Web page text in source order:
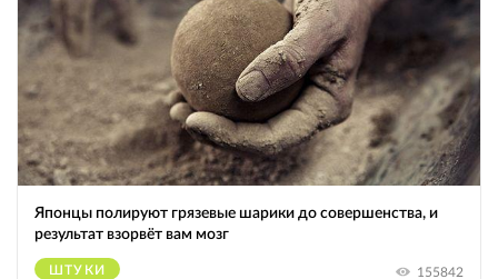
Японцы полируют грязевые шарики до совершенства, и
результат взорвёт вам мозг
ШТУКИ 155842